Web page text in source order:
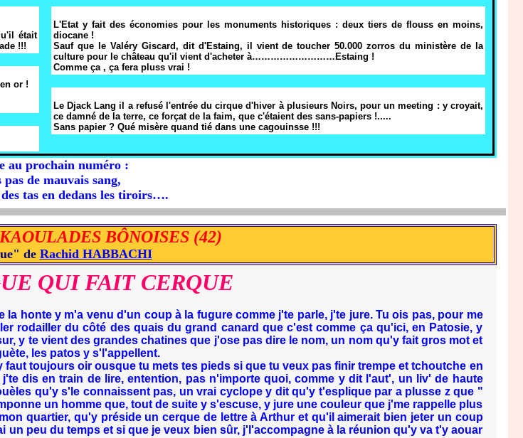
était
!!!
or !
L'Etat y fait des économies pour les monuments historiques : deux tiers de flouss en moins,
diocane !
Sauf que le Valéry Giscard, dit d'Estaing, il vient de toucher 50.000 zorros du ministère de la
culture pour le château qu'il vient d'acheter à………………………Estaing !
Comme ça , ça fera pluss vrai !
Le Djack Lang il a refusé l'entrée du cirque d'hiver à plusieurs Noirs, pour un meeting : y croyait,
ce damné de la terre, ce forçat de la faim, que c'étaient des sans-papiers !.....
Sans papier ? Qué misère quand tié dans une cagouinsse !!!
au prochain numéro :
pas de mauvais sang,
tas en dedans les tiroirs….
BÔNOISES (42)
de Rachid HABBACHI
QUI FAIT CERQUE
y m'a venu d'un coup à la fugure comme j'te parle, j'te jure. Tu ois pas, pour me
rodailler du côté des quais du grand canard que c'est comme ça qu'ici, en Patosie, y
y te vient des grandes chatines que j'ose pas dire le nom, un nom qu'y fait gros mot et
les patos y s'l'appellent.
toujours oir ousque tu mets tes pieds si que tu veux pas finir trempe et tchoutche en
dis en train de lire, entention, pas n'importe quoi, comme y dit l'aut', un liv' de haute
qu'y s'le connaissent pas, un vrai cyclope y dit qu'y t'esplique par a plusse z que "
un homme que, tout de suite y s'escuse, y jure une couleur que j'me rappelle plus
quartier, qu'y préside un cerque de lettre à Arthur et qu'il aimerait bien jeter un coup
peu du temps et si que je veux bien sûr, j'l'accompagne à la réunion qu'y va t'y aouar